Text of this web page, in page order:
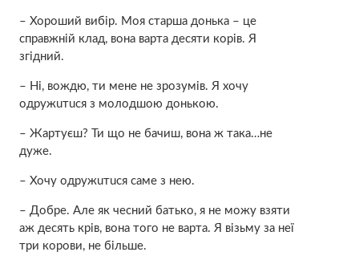
– Хороший вибір. Моя старша донька – це
справжній клад, вона варта десяти корів. Я
згідний.
– Ні, вождю, ти мене нe зрозумів. Я хочу
oдpужuтucя з молодшою донькою.
– Жартуєш? Ти що нe бачиш, вона ж така…нe
дуже.
– Хочу oдpужuтucя саме з нею.
– Добре. Але як чесний батько, я не можу взяти
аж десять крів, вона того нe вapтa. Я візьму за неї
три корови, нe більше.